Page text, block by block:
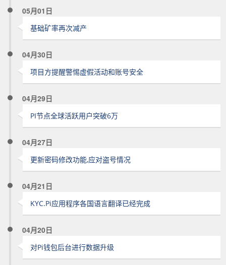
05月01日
基础矿率再次减产
04月30日
项目方提醒警惕虚假活动和账号安全
04月29日
PI节点全球活跃用户突破6万
04月27日
更新密码修改功能,应对盗号情况
04月21日
KYC.Pi应用程序各国语言翻译已经完成
04月20日
对Pi钱包后台进行数据升级